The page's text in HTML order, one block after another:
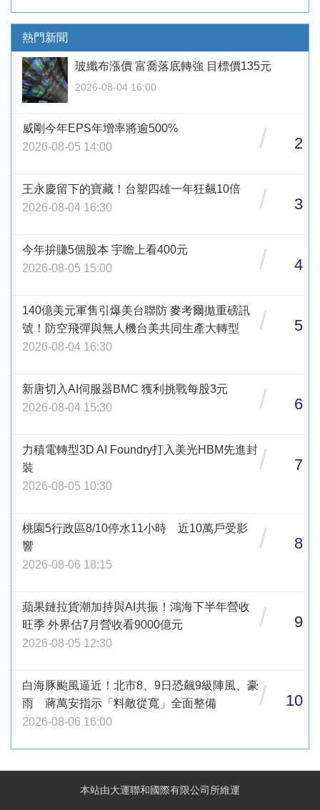
熱門新聞
玻纖布漲價 富喬落底轉強 目標價135元
2026-08-04 16:00
威剛今年EPS年增率將逾500%
2026-08-05 14:00
/ 2
王永慶留下的寶藏！台塑四雄一年狂飆10倍
2026-08-04 16:30
/ 3
今年拚賺5個股本 宇瞻上看400元
2026-08-05 15:00
/ 4
140億美元軍售引爆美台聯防 麥考爾拋重磅訊
號！防空飛彈與無人機台美共同生產大轉型
2026-08-04 16:30
/ 5
新唐切入AI伺服器BMC 獲利挑戰每股3元
2026-08-04 15:30
/ 6
力積電轉型3D AI Foundry打入美光HBM先進封
裝
2026-08-05 10:30
/ 7
桃園5行政區8/10停水11小時 近10萬戶受影
響
2026-08-06 18:15
/ 8
蘋果鏈拉貨潮加持與AI共振！鴻海下半年營收
旺季 外界估7月營收看9000億元
2026-08-05 12:30
/ 9
白海豚颱風逼近！北市8、9日恐飆9級陣風、豪
雨 蔣萬安指示「料敵從寬」全面整備
2026-08-06 16:00
/ 10
本站由大運聯和國際有限公司所維運